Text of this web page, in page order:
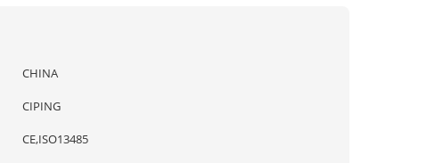
CHINA
CIPING
CE,ISO13485